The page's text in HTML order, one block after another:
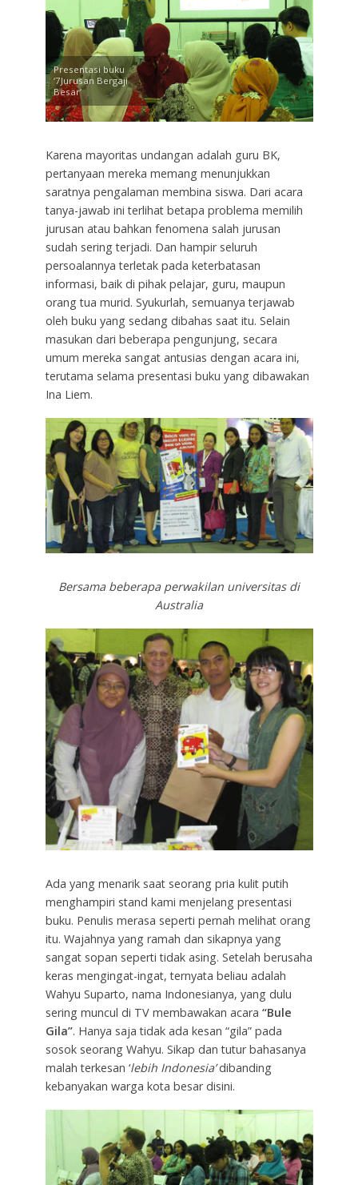
Presentasi buku
‘7Jurusan Bergaji
Besar’
Karena mayoritas undangan adalah guru BK,
pertanyaan mereka memang menunjukkan
saratnya pengalaman membina siswa. Dari acara
tanya-jawab ini terlihat betapa problema memilih
jurusan atau bahkan fenomena salah jurusan
sudah sering terjadi. Dan hampir seluruh
persoalannya terletak pada keterbatasan
informasi, baik di pihak pelajar, guru, maupun
orang tua murid. Syukurlah, semuanya terjawab
oleh buku yang sedang dibahas saat itu. Selain
masukan dari beberapa pengunjung, secara
umum mereka sangat antusias dengan acara ini,
terutama selama presentasi buku yang dibawakan
Ina Liem.
Bersama beberapa perwakilan universitas di
Australia
Ada yang menarik saat seorang pria kulit putih
menghampiri stand kami menjelang presentasi
buku. Penulis merasa seperti pernah melihat orang
itu. Wajahnya yang ramah dan sikapnya yang
sangat sopan seperti tidak asing. Setelah berusaha
keras mengingat-ingat, ternyata beliau adalah
Wahyu Suparto, nama Indonesianya, yang dulu
sering muncul di TV membawakan acara “Bule
Gila”. Hanya saja tidak ada kesan “gila” pada
sosok seorang Wahyu. Sikap dan tutur bahasanya
malah terkesan ‘lebih Indonesia’dibanding
kebanyakan warga kota besar disini.